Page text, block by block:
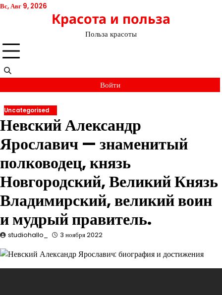
Перейти
Вс, Авг 9, 2026
Красота и польза
Польза красоты
Войти
Uncategorised
Невский Александр
Ярославич — знаменитый
полководец, князь
Новгородский, Великий Князь
Владимирский, великий воин
и мудрый правитель.
studiohallo_ 3 ноября 2022